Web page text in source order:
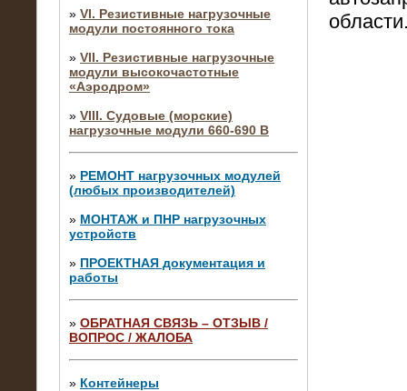
» VI. Резистивные нагрузочные
модули постоянного тока
» VII. Резистивные нагрузочные
модули высокочастотные
«Аэродром»
» VIII. Судовые (морские)
нагрузочные модули 660-690 В
» РЕМОНТ нагрузочных модулей
(любых производителей)
» МОНТАЖ и ПНР нагрузочных
устройств
» ПРОЕКТНАЯ документация и
работы
» ОБРАТНАЯ СВЯЗЬ – ОТЗЫВ /
ВОПРОС / ЖАЛОБА
» Контейнеры
10.04.2015
Аренда нагрузочного модуля 4 МВт,
10 кВ